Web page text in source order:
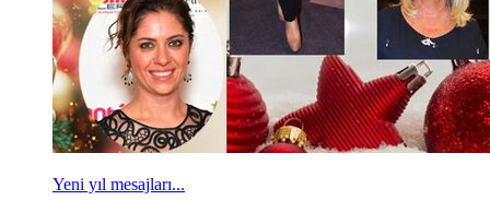
Yeni yıl mesajları...